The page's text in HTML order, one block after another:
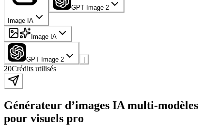
Image IA
GPT Image 2
Image IA
GPT Image 2
20Crédits utilisés
Générateur d’images IA multi-modèles
pour visuels pro